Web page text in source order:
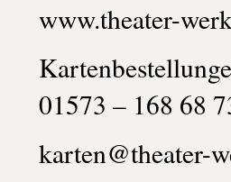
www.theater-
01573 – 168 68
karten@theater-